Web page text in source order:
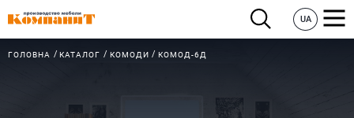
UA
ГОЛОВНА КАТАЛОГ КОМОДИ КОМОД-6Д